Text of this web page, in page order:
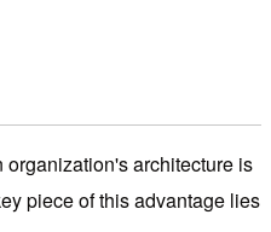
architecture is
piece of this advantage lies